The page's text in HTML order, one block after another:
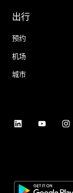
出行
预约
机场
城市